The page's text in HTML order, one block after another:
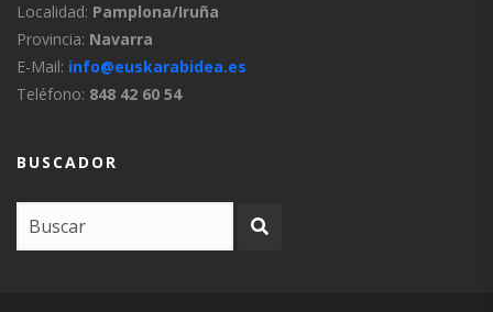
Localidad: Pamplona/Iruña
Provincia: Navarra
E-Mail: info@euskarabidea.es
Teléfono: 848 42 60 54
BUSCADOR